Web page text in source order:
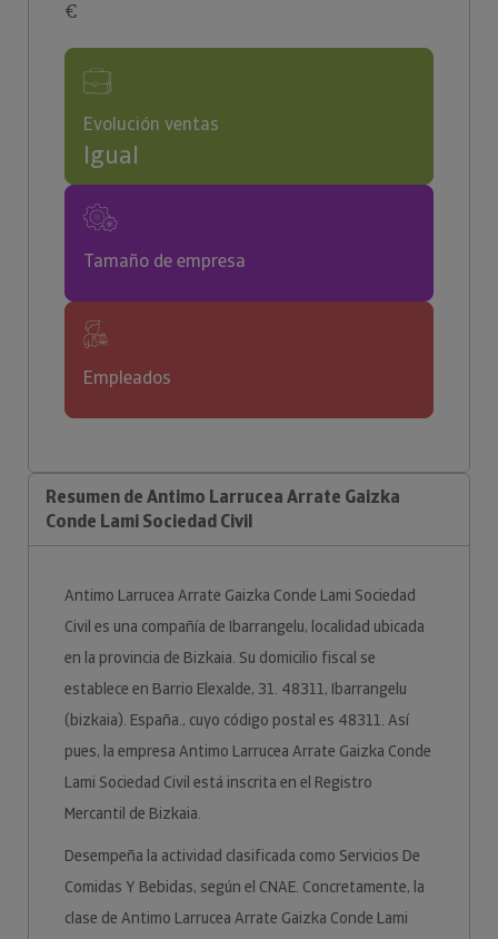
€
Evolución ventas
Igual
Tamaño de empresa
Empleados
Resumen de Antimo Larrucea Arrate Gaizka
Conde Lami Sociedad Civil
Antimo Larrucea Arrate Gaizka Conde Lami Sociedad
Civil es una compañía de Ibarrangelu, localidad ubicada
en la provincia de Bizkaia. Su domicilio fiscal se
establece en Barrio Elexalde, 31. 48311, Ibarrangelu
(bizkaia). España., cuyo código postal es 48311. Así
pues, la empresa Antimo Larrucea Arrate Gaizka Conde
Lami Sociedad Civil está inscrita en el Registro
Mercantil de Bizkaia.
Desempeña la actividad clasificada como Servicios De
Comidas Y Bebidas, según el CNAE. Concretamente, la
clase de Antimo Larrucea Arrate Gaizka Conde Lami